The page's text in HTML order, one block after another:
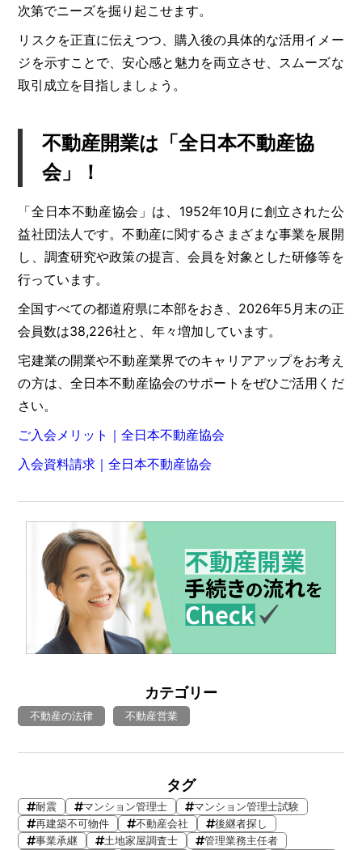
次第でニーズを掘り起こせます。
リスクを正直に伝えつつ、購入後の具体的な活用イメー
ジを示すことで、安心感と魅力を両立させ、スムーズな
取引成立を目指しましょう。
不動産開業は「全日本不動産協
会」！
「全日本不動産協会」は、1952年10月に創立された公
益社団法人です。不動産に関するさまざまな事業を展開
し、調査研究や政策の提言、会員を対象とした研修等を
行っています。
全国すべての都道府県に本部をおき、2026年5月末の正
会員数は38,226社と、年々増加しています。
宅建業の開業や不動産業界でのキャリアアップをお考え
の方は、全日本不動産協会のサポートをぜひご活用くだ
さい。
ご入会メリット｜全日本不動産協会
入会資料請求｜全日本不動産協会
カテゴリー
不動産の法律 不動産営業
タグ
耐震 マンション管理士
マンション管理士試験
再建築不可物件
不動産会社
後継者探し
事業承継
土地家屋調査士
管理業務主任者